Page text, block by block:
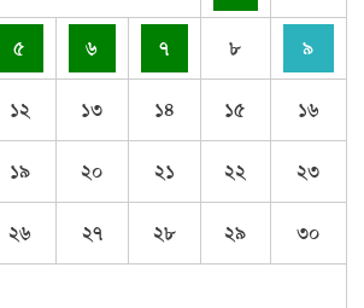
৫ ৬ ৭ ৮ ৯
১২ ১৩ ১৪ ১৫ ১৬
১৯ ২০ ২১ ২২ ২৩
২৬ ২৭ ২৮ ২৯ ৩০